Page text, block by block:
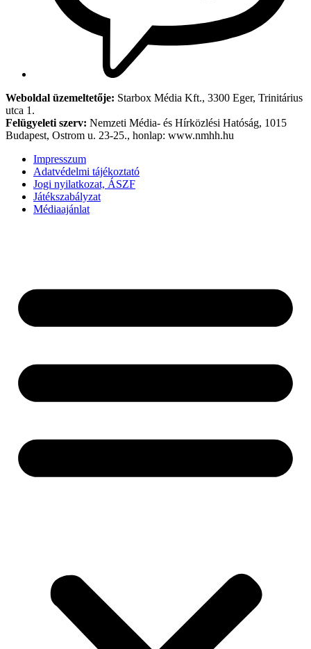
Weboldal üzemeltetője: Starbox Média Kft., 3300 Eger, Trinitárius
utca 1.
Felügyeleti szerv: Nemzeti Média- és Hírközlési Hatóság, 1015
Budapest, Ostrom u. 23-25., honlap: www.nmhh.hu
Impresszum
Adatvédelmi tájékoztató
Jogi nyilatkozat, ÁSZF
Játékszabályzat
Médiaajánlat